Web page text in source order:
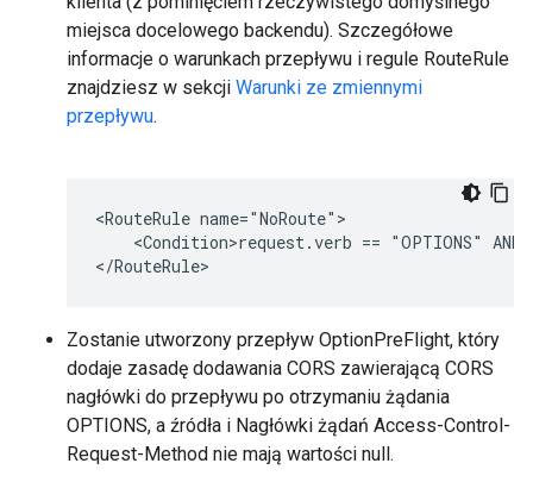
miejsca docelowego backendu). Szczegółowe
informacje o warunkach przepływu i regule RouteRule
znajdziesz w sekcji Warunki ze zmiennymi
przepływu.
<RouteRule name="NoRoute">
<Condition>request.verb == "OPTIONS" AND
</RouteRule>
Zostanie utworzony przepływ OptionPreFlight, który
dodaje zasadę dodawania CORS zawierającą CORS
nagłówki do przepływu po otrzymaniu żądania
OPTIONS, a źródła i Nagłówki żądań Access-Control-
Request-Method nie mają wartości null.